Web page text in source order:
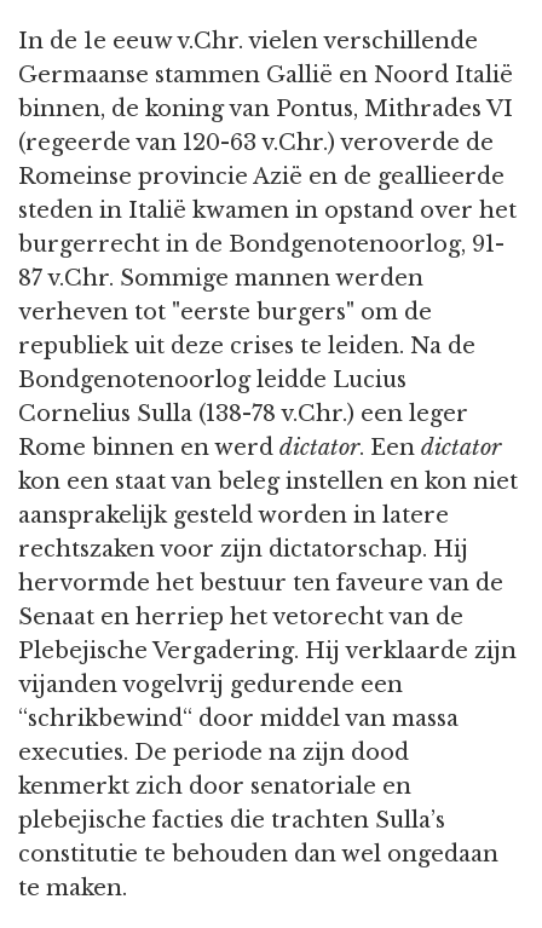
In de 1e eeuw v.Chr. vielen verschillende
Germaanse stammen Gallië en Noord Italië
binnen, de koning van Pontus, Mithrades VI
(regeerde van 120-63 v.Chr.) veroverde de
Romeinse provincie Azië en de geallieerde
steden in Italië kwamen in opstand over het
burgerrecht in de Bondgenotenoorlog, 91-
87 v.Chr. Sommige mannen werden
verheven tot "eerste burgers" om de
republiek uit deze crises te leiden. Na de
Bondgenotenoorlog leidde Lucius
Cornelius Sulla (138-78 v.Chr.) een leger
Rome binnen en werd dictator. Een dictator
kon een staat van beleg instellen en kon niet
aansprakelijk gesteld worden in latere
rechtszaken voor zijn dictatorschap. Hij
hervormde het bestuur ten faveure van de
Senaat en herriep het vetorecht van de
Plebejische Vergadering. Hij verklaarde zijn
vijanden vogelvrij gedurende een
“schrikbewind“ door middel van massa
executies. De periode na zijn dood
kenmerkt zich door senatoriale en
plebejische facties die trachten Sulla’s
constitutie te behouden dan wel ongedaan
te maken.